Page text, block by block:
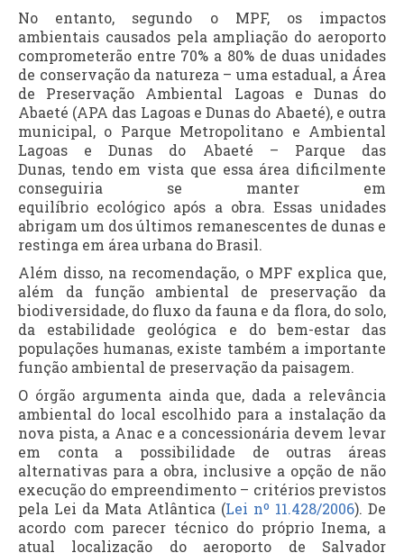
No entanto, segundo o MPF, os impactos
ambientais causados pela ampliação do aeroporto
comprometerão entre 70% a 80% de duas unidades
de conservação da natureza – uma estadual, a Área
de Preservação Ambiental Lagoas e Dunas do
Abaeté (APA das Lagoas e Dunas do Abaeté), e outra
municipal, o Parque Metropolitano e Ambiental
Lagoas e Dunas do Abaeté – Parque das
Dunas, tendo em vista que essa área dificilmente
conseguiria se manter em
equilíbrio ecológico após a obra. Essas unidades
abrigam um dos últimos remanescentes de dunas e
restinga em área urbana do Brasil.
Além disso, na recomendação, o MPF explica que,
além da função ambiental de preservação da
biodiversidade, do fluxo da fauna e da flora, do solo,
da estabilidade geológica e do bem-estar das
populações humanas, existe também a importante
função ambiental de preservação da paisagem.
O órgão argumenta ainda que, dada a relevância
ambiental do local escolhido para a instalação da
nova pista, a Anac e a concessionária devem levar
em conta a possibilidade de outras áreas
alternativas para a obra, inclusive a opção de não
execução do empreendimento – critérios previstos
pela Lei da Mata Atlântica (Lei nº 11.428/2006). De
acordo com parecer técnico do próprio Inema, a
atual localização do aeroporto de Salvador